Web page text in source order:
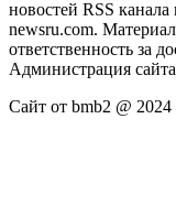
новостей RSS
newsru.com.
ответственность за
Администрация сайта
Сайт от bmb2 @ 2024